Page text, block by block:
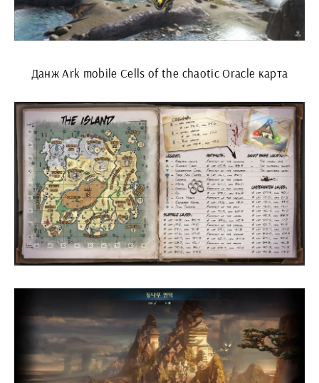
Данж Ark mobile Cells of the chaotic Oracle карта